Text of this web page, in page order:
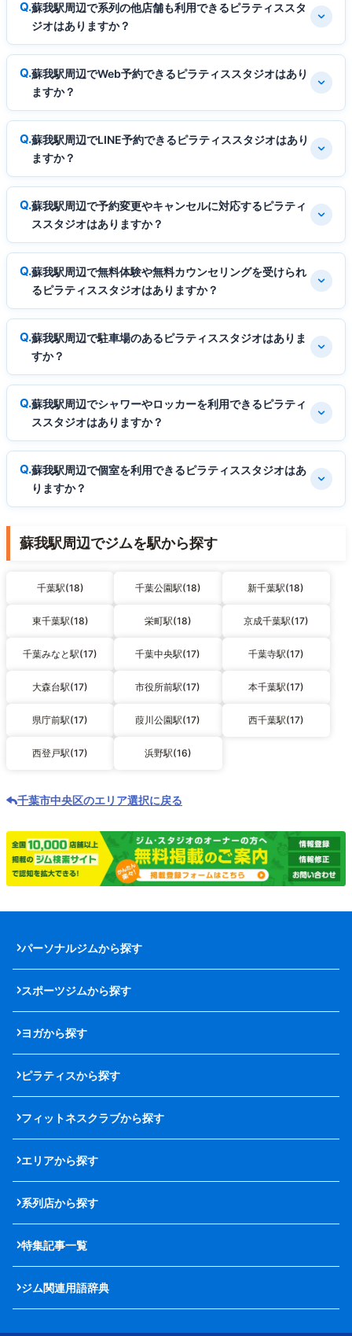
蘇我駅周辺で系列の他店舗も利用できるピラティススタ
ジオはありますか？
蘇我駅周辺でWeb予約できるピラティススタジオはあり
ますか？
蘇我駅周辺でLINE予約できるピラティススタジオはあり
ますか？
蘇我駅周辺で予約変更やキャンセルに対応するピラティ
ススタジオはありますか？
蘇我駅周辺で無料体験や無料カウンセリングを受けられ
るピラティススタジオはありますか？
蘇我駅周辺で駐車場のあるピラティススタジオはありま
すか？
蘇我駅周辺でシャワーやロッカーを利用できるピラティ
ススタジオはありますか？
蘇我駅周辺で個室を利用できるピラティススタジオはあ
りますか？
蘇我駅周辺でジムを駅から探す
千葉駅(18) 千葉公園駅(18) 新千葉駅(18)
東千葉駅(18) 栄町駅(18) 京成千葉駅(17)
千葉みなと駅(17) 千葉中央駅(17) 千葉寺駅(17)
大森台駅(17) 市役所前駅(17) 本千葉駅(17)
県庁前駅(17) 葭川公園駅(17) 西千葉駅(17)
西登戸駅(17) 浜野駅(16)
千葉市中央区のエリア選択に戻る
パーソナルジムから探す
スポーツジムから探す
ヨガから探す
ピラティスから探す
フィットネスクラブから探す
エリアから探す
系列店から探す
特集記事一覧
ジム関連用語辞典